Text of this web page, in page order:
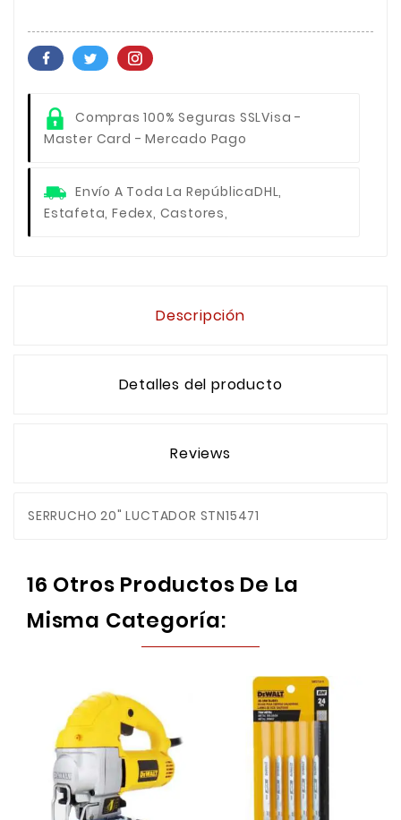
Compras 100% Seguras SSLVisa -
Master Card - Mercado Pago
Envío A Toda La RepúblicaDHL,
Estafeta, Fedex, Castores,
Descripción
Detalles del producto
Reviews
SERRUCHO 20" LUCTADOR STN15471
16 Otros Productos De La
Misma Categoría: